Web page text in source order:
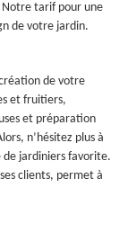
Notre tarif pour une
de votre jardin.
de votre
et fruitiers,
et préparation
n’hésitez plus à
de jardiniers favorite.
clients, permet à